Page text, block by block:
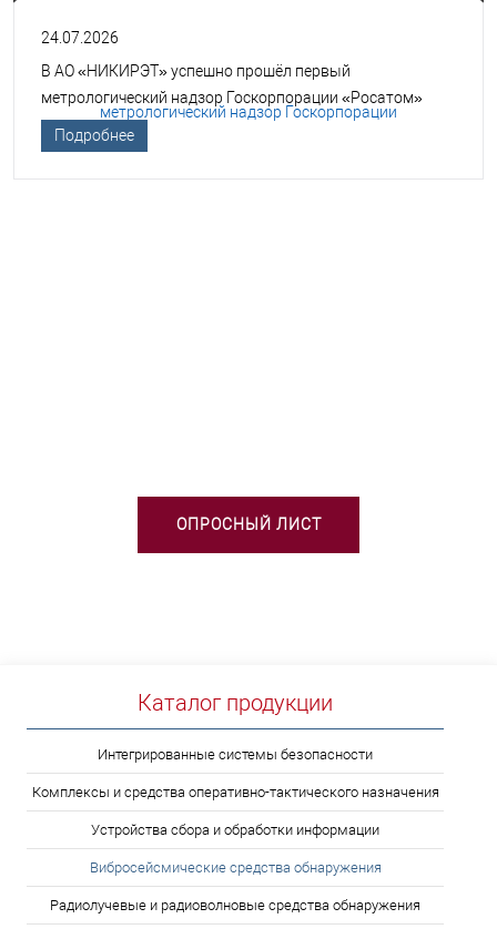
24.07.2026
В АО «НИКИРЭТ» успешно прошёл первый
метрологический надзор Госкорпорации «Росатом»
Подробнее
ОПРОСНЫЙ ЛИСТ
Каталог продукции
Интегрированные системы безопасности
Комплексы и средства оперативно-тактического назначения
Устройства сбора и обработки информации
Вибросейсмические средства обнаружения
Радиолучевые и радиоволновые средства обнаружения